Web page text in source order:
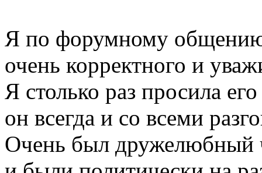
Я по форумному общению
очень корректного и
Я столько раз просила
он всегда и со всеми
Очень был дружелюбный